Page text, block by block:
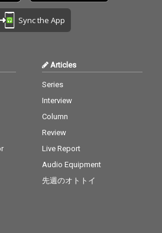
Sync the App
Articles
Series
Interview
Column
Review
Live Report
Audio Equipment
先週のオトトイ